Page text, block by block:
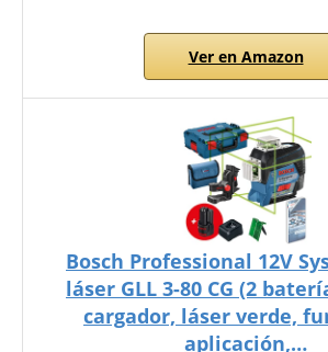
Ver en Amazon
Bosch Professional 12V
láser GLL 3-80 CG (2
cargador, láser verde,
aplicación,…